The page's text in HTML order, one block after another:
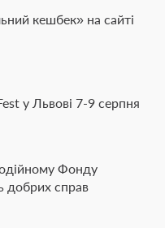
кешбек» на сайті
у Львові 7-9 серпня
Фонду
добрих справ